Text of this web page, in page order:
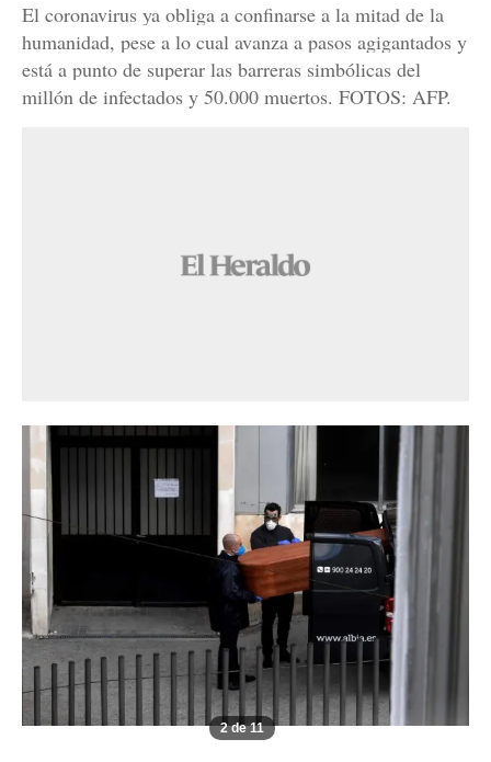
El coronavirus ya obliga a confinarse a la mitad de la
humanidad, pese a lo cual avanza a pasos agigantados y
está a punto de superar las barreras simbólicas del
millón de infectados y 50.000 muertos. FOTOS: AFP.
2 de 11